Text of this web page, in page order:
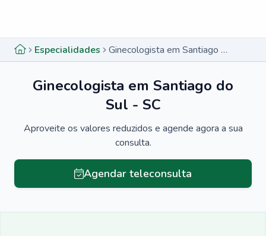
Especialidades Ginecologista em Santiago do Sul - SC
Ginecologista em Santiago do
Sul - SC
Aproveite os valores reduzidos e agende agora a sua
consulta.
Agendar teleconsulta